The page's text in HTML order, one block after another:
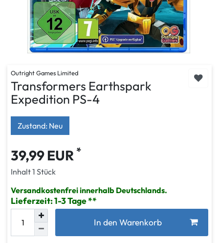
Outright Games Limited
Transformers Earthspark
Expedition PS-4
Zustand: Neu
39,99 EUR *
Inhalt1 Stück
Versandkostenfrei innerhalb Deutschlands.
Lieferzeit: 1-3 Tage
In den Warenkorb